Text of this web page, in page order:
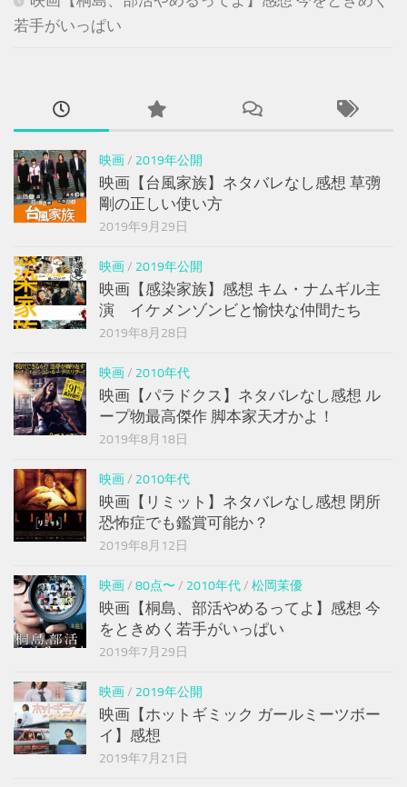
若手がいっぱい
映画/ 2019年公開
映画【台風家族】ネタバレなし感想 草彅
剛の正しい使い方
2019年9月29日
映画/ 2019年公開
映画【感染家族】感想 キム・ナムギル主
演 イケメンゾンビと愉快な仲間たち
2019年8月28日
映画/ 2010年代
映画【パラドクス】ネタバレなし感想 ル
ープ物最高傑作 脚本家天才かよ！
2019年8月18日
映画/ 2010年代
映画【リミット】ネタバレなし感想 閉所
恐怖症でも鑑賞可能か？
2019年8月12日
映画/ 80点〜 / 2010年代/ 松岡茉優
映画【桐島、部活やめるってよ】感想 今
をときめく若手がいっぱい
2019年7月29日
映画/ 2019年公開
映画【ホットギミック ガールミーツボー
イ】感想
2019年7月21日